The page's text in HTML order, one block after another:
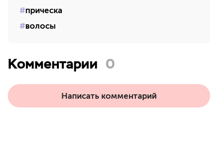
прическа
волосы
Комментарии 0
Написать комментарий